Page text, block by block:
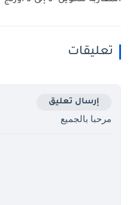
تعليقات
إرسال تعليق
مرحبا بالجميع